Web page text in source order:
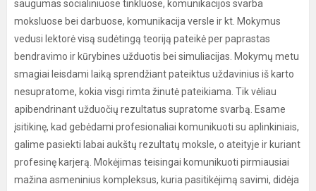
saugumas socialiniuose tinkluose, komunikacijos svarba
moksluose bei darbuose, komunikacija versle ir kt. Mokymus
vedusi lektorė visą sudėtingą teoriją pateikė per paprastas
bendravimo ir kūrybines užduotis bei simuliacijas. Mokymų metu
smagiai leisdami laiką sprendžiant pateiktus uždavinius iš karto
nesupratome, kokia visgi rimta žinutė pateikiama. Tik vėliau
apibendrinant užduočių rezultatus supratome svarbą. Esame
įsitikinę, kad gebėdami profesionaliai komunikuoti su aplinkiniais,
galime pasiekti labai aukštų rezultatų moksle, o ateityje ir kuriant
profesinę karjerą. Mokėjimas teisingai komunikuoti pirmiausiai
mažina asmeninius kompleksus, kuria pasitikėjimą savimi, didėja